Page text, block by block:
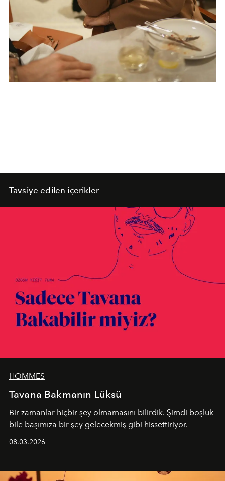
Tavsiye edilen içerikler
HOMMES
Tavana Bakmanın Lüksü
Bir zamanlar hiçbir şey olmamasını bilirdik. Şimdi boşluk
bile başımıza bir şey gelecekmiş gibi hissettiriyor.
08.03.2026